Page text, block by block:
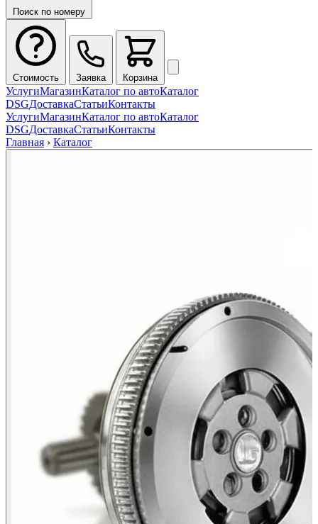
Поиск по номеру
Стоимость Заявка Корзина
УслугиМагазинКаталог по автоКаталог
DSGДоставкаСтатьиКонтакты
УслугиМагазинКаталог по автоКаталог
DSGДоставкаСтатьиКонтакты
Главная › Каталог